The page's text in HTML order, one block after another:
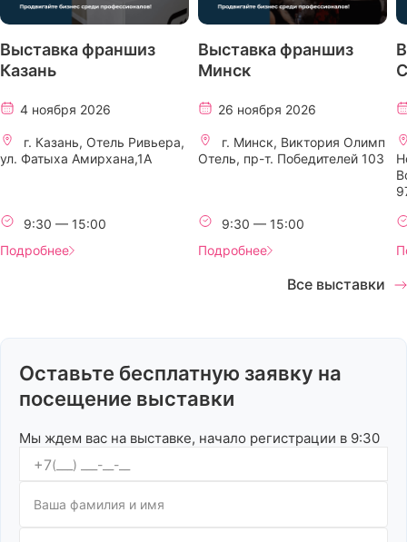
Выставка франшиз
Казань
4 ноября 2026
г. Казань, Отель Ривьера,
ул. Фатыха Амирхана,1А
9:30 — 15:00
Подробнее
Выставка франшиз
Минск
26 ноября 2026
г. Минск, Виктория Олимп
Отель, пр-т. Победителей 103
9:30 — 15:00
Подробнее
Все выставки
Оставьте бесплатную заявку на
посещение выставки
Мы ждем вас на выставке, начало регистрации в 9:30
+7